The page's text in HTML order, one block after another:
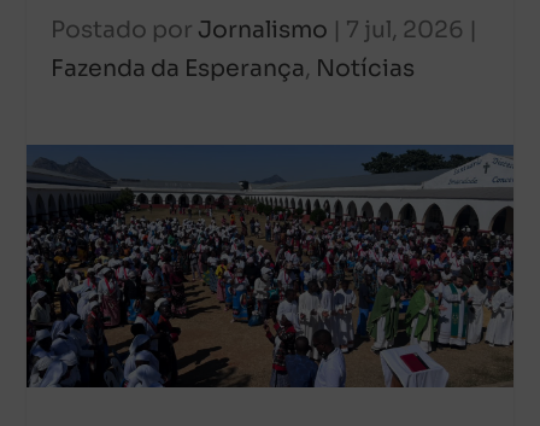
Postado por Jornalismo | 7 jul, 2026 |
Fazenda da Esperança, Notícias